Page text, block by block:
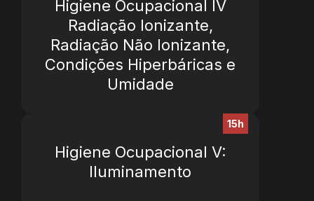
Higiene Ocupacional IV
Radiação Ionizante,
Radiação Não Ionizante,
Condições Hiperbáricas e
Umidade
15h
Higiene Ocupacional V:
Iluminamento